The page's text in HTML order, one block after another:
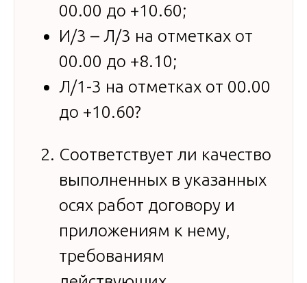
00.00 до +10.60;
И/3 – Л/3 на отметках от
00.00 до +8.10;
Л/1-3 на отметках от 00.00
до +10.60?
Соответствует ли качество
выполненных в указанных
осях работ договору и
приложениям к нему,
требованиям